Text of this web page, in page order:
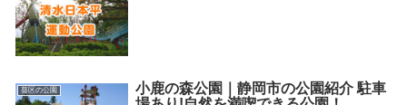
葵区の公園
小鹿の森公園｜静岡市の公園紹介 駐車